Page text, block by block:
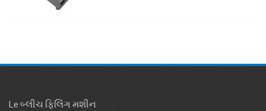
Le બ્લીચ ફિલિંગ મશીન